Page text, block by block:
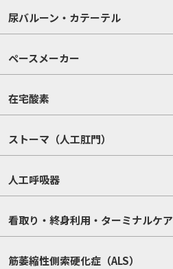
尿バルーン・カテーテル
ペースメーカー
在宅酸素
ストーマ（人工肛門）
人工呼吸器
看取り・終身利用・ターミナルケア
筋萎縮性側索硬化症（ALS）